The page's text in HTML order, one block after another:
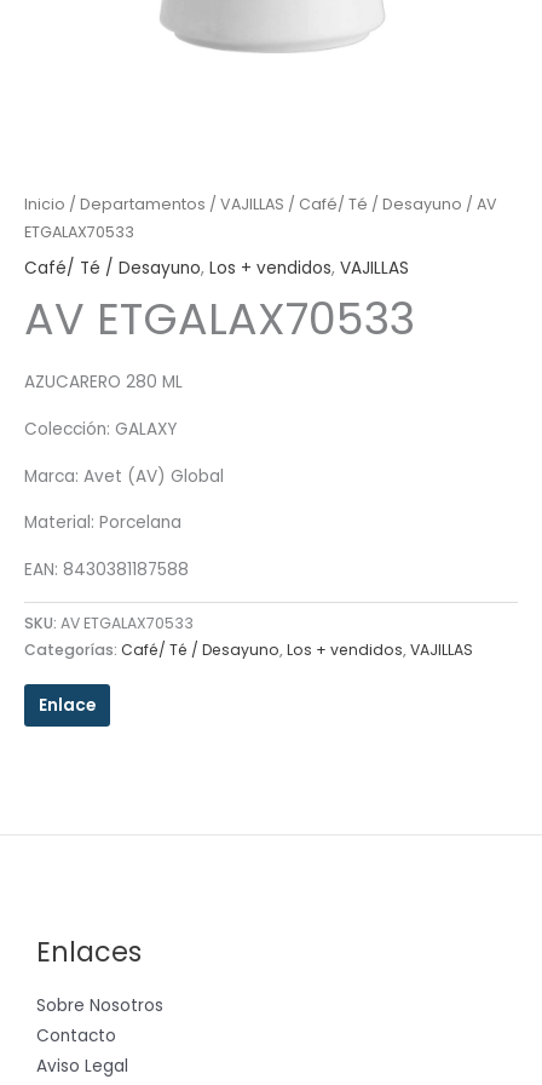
Inicio / Departamentos / VAJILLAS / Café/ Té / Desayuno / AV
ETGALAX70533
Café/ Té / Desayuno, Los + vendidos, VAJILLAS
AV ETGALAX70533
AZUCARERO 280 ML
Colección: GALAXY
Marca: Avet (AV) Global
Material: Porcelana
EAN: 8430381187588
SKU: AV ETGALAX70533
Categorías: Café/ Té / Desayuno,Los + vendidos,VAJILLAS
Enlace
Enlaces
Sobre Nosotros
Contacto
Aviso Legal